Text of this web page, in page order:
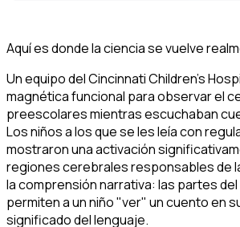
Aquí es donde la ciencia se vuelve
Un equipo del Cincinnati Children's
magnética funcional para observar el
preescolares mientras escuchaban
Los niños a los que se les leía con
mostraron una activación
regiones cerebrales responsables de
la comprensión narrativa: las partes
permiten a un niño "ver" un cuento en
significado del lenguaje.